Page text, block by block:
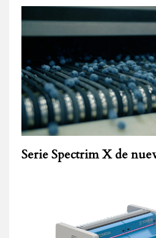
Serie Spectrim X de